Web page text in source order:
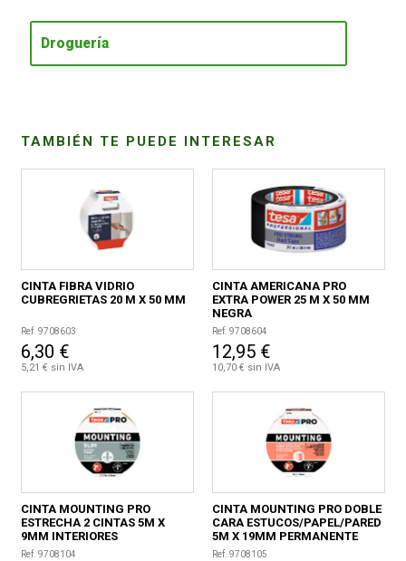
Droguería
TAMBIÉN TE PUEDE INTERESAR
CINTA FIBRA VIDRIO
CUBREGRIETAS 20 M X 50 MM
Ref. 9708603
6,30 €
5,21 € sin IVA
CINTA AMERICANA PRO
EXTRA POWER 25 M X 50 MM
NEGRA
Ref. 9708604
12,95 €
10,70 € sin IVA
CINTA MOUNTING PRO
ESTRECHA 2 CINTAS 5M X
9MM INTERIORES
Ref. 9708104
CINTA MOUNTING PRO DOBLE
CARA ESTUCOS/PAPEL/PARED
5M X 19MM PERMANENTE
Ref. 9708105